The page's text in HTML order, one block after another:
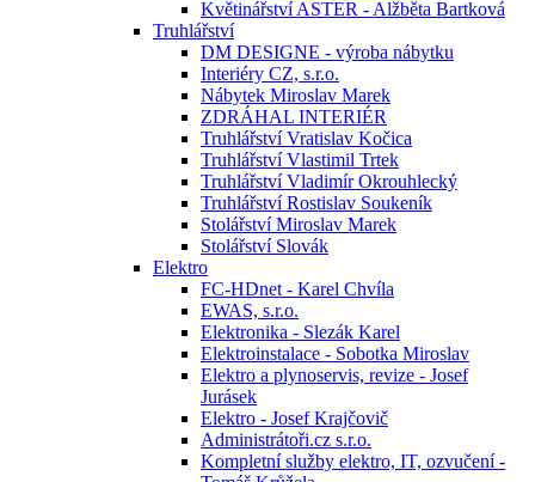
Květinářství ASTER - Alžběta Bartková
Truhlářství
DM DESIGNE - výroba nábytku
Interiéry CZ, s.r.o.
Nábytek Miroslav Marek
ZDRÁHAL INTERIÉR
Truhlářství Vratislav Kočica
Truhlářství Vlastimil Trtek
Truhlářství Vladimír Okrouhlecký
Truhlářství Rostislav Soukeník
Stolářství Miroslav Marek
Stolářství Slovák
Elektro
FC-HDnet - Karel Chvíla
EWAS, s.r.o.
Elektronika - Slezák Karel
Elektroinstalace - Sobotka Miroslav
Elektro a plynoservis, revize - Josef
Jurásek
Elektro - Josef Krajčovič
Administrátoři.cz s.r.o.
Kompletní služby elektro, IT, ozvučení -